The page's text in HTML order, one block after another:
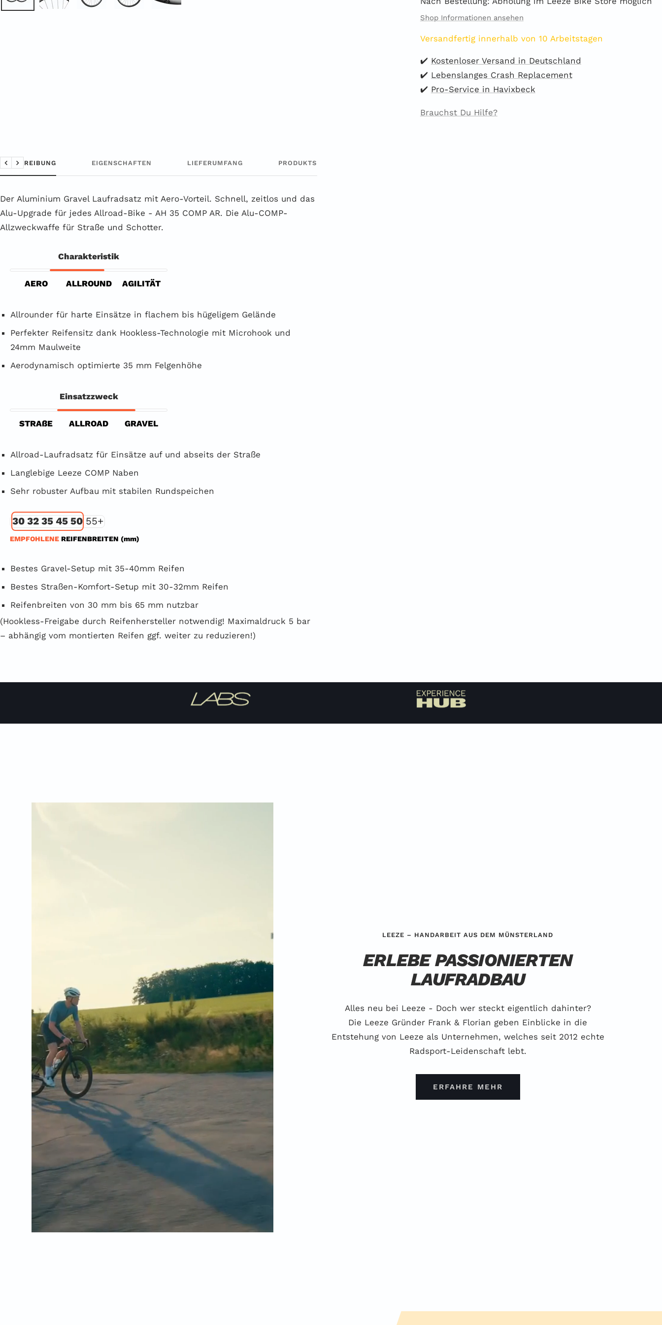
Shop Informationen ansehen
Versandfertig innerhalb von 10 Arbeitstagen
✔️ Kostenloser Versand in Deutschland
✔️ Lebenslanges Crash Replacement
✔️ Pro-Service in Havixbeck
Brauchst Du Hilfe?
BESCHREIBUNG EIGENSCHAFTEN LIEFERUMFANG PRODUKTSICHERHEIT
Zurück
Weiter
Der Aluminium Gravel Laufradsatz mit Aero-Vorteil. Schnell, zeitlos und das
Alu-Upgrade für jedes Allroad-Bike - AH 35 COMP AR. Die Alu-COMP-
Allzweckwaffe für Straße und Schotter.
Charakteristik
AERO ALLROUND AGILITÄT
Allrounder für harte Einsätze in flachem bis hügeligem Gelände
Perfekter Reifensitz dank Hookless-Technologie mit Microhook und
24mm Maulweite
Aerodynamisch optimierte 35 mm Felgenhöhe
Einsatzzweck
STRAßE ALLROAD GRAVEL
Allroad-Laufradsatz für Einsätze auf und abseits der Straße
Langlebige Leeze COMP Naben
Sehr robuster Aufbau mit stabilen Rundspeichen
30 32 35 45 50 55+
EMPFOHLENE REIFENBREITEN (mm)
Bestes Gravel-Setup mit 35-40mm Reifen
Bestes Straßen-Komfort-Setup mit 30-32mm Reifen
Reifenbreiten von 30 mm bis 65 mm nutzbar
(Hookless-Freigabe durch Reifenhersteller notwendig! Maximaldruck 5 bar
– abhängig vom montierten Reifen ggf. weiter zu reduzieren!)
LEEZE – HANDARBEIT AUS DEM MÜNSTERLAND
ERLEBE PASSIONIERTEN
LAUFRADBAU
Alles neu bei Leeze - Doch wer steckt eigentlich dahinter?
Die Leeze Gründer Frank & Florian geben Einblicke in die
Entstehung von Leeze als Unternehmen, welches seit 2012 echte
Radsport-Leidenschaft lebt.
ERFAHRE MEHR